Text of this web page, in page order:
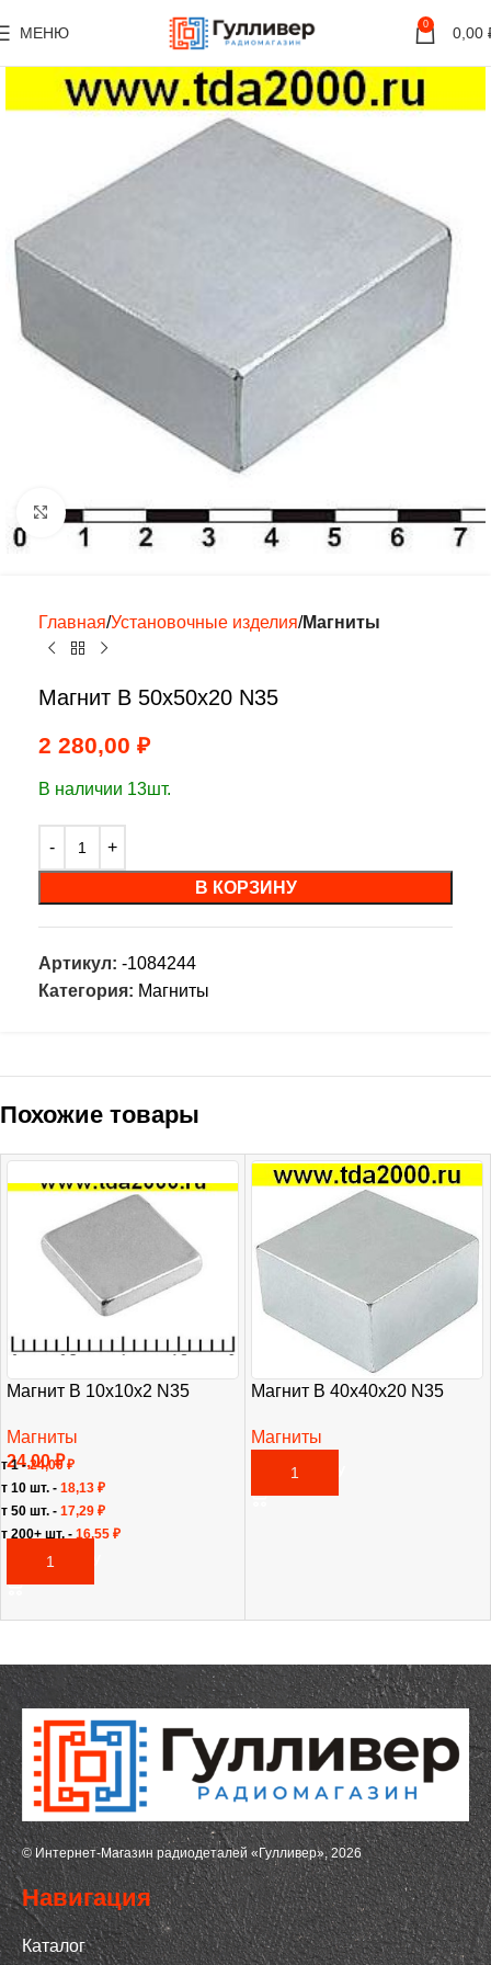
МЕНЮ 0 0,00
Нажмите, чтобы увеличить
Главная Установочные изделия Магниты
Магнит B 50x50x20 N35
2 280,00 ₽
В наличии 13шт.
В КОРЗИНУ
Артикул: -1084244
Категория: Магниты
Похожие товары
Магнит B 10x10x2 N35
Магниты
24,00₽
В КОРЗИНУ
1 -24,00₽
10 шт. - 18,13 ₽
50 шт. - 17,29 ₽
200+ шт. - 16,55 ₽
Магнит B 40x40x20 N35
Магниты
В КОРЗИНУ
© Интернет-Магазин радиодеталей «Гулливер», 2026
Навигация
Каталог